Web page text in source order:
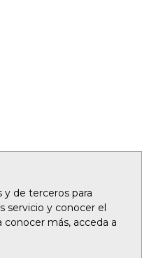
y de terceros para
servicio y conocer el
más, acceda a